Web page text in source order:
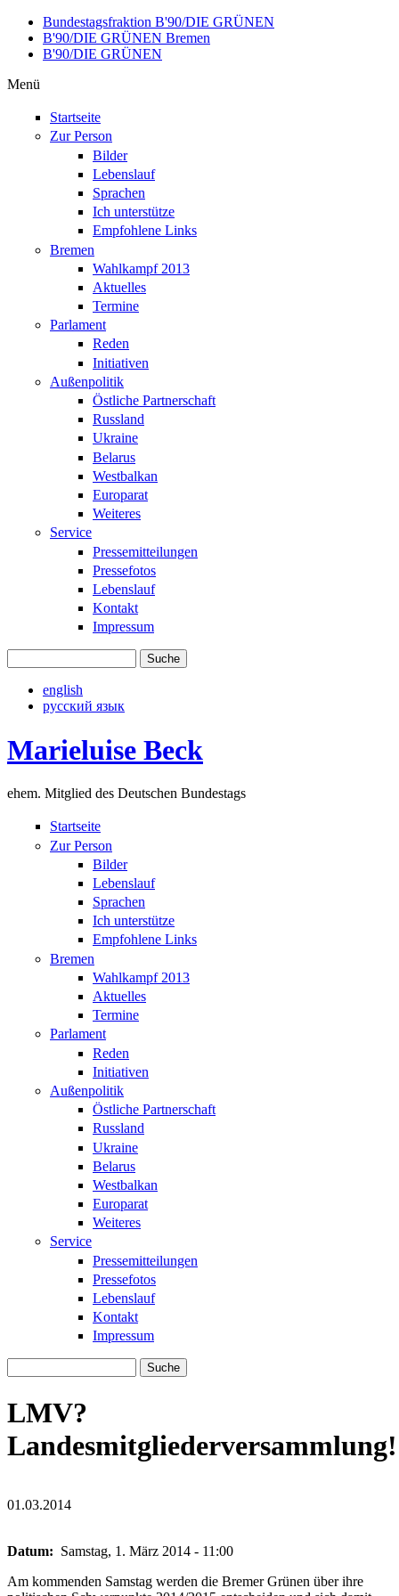
Direkt zum Inhalt
Bundestagsfraktion B'90/DIE GRÜNEN
B'90/DIE GRÜNEN Bremen
B'90/DIE GRÜNEN
Menü
Startseite
Zur Person
Bilder
Lebenslauf
Sprachen
Ich unterstütze
Empfohlene Links
Bremen
Wahlkampf 2013
Aktuelles
Termine
Parlament
Reden
Initiativen
Außenpolitik
Östliche Partnerschaft
Russland
Ukraine
Belarus
Westbalkan
Europarat
Weiteres
Service
Pressemitteilungen
Pressefotos
Lebenslauf
Kontakt
Impressum
english
русский язык
Marieluise Beck
ehem. Mitglied des Deutschen Bundestags
Startseite
Zur Person
Bilder
Lebenslauf
Sprachen
Ich unterstütze
Empfohlene Links
Bremen
Wahlkampf 2013
Aktuelles
Termine
Parlament
Reden
Initiativen
Außenpolitik
Östliche Partnerschaft
Russland
Ukraine
Belarus
Westbalkan
Europarat
Weiteres
Service
Pressemitteilungen
Pressefotos
Lebenslauf
Kontakt
Impressum
LMV?
Landesmitgliederversammlung!
europawahl.jpeg
01.03.2014
europawahl.jpeg
Datum: Samstag, 1. März 2014 - 11:00
Am kommenden Samstag werden die Bremer Grünen über ihre